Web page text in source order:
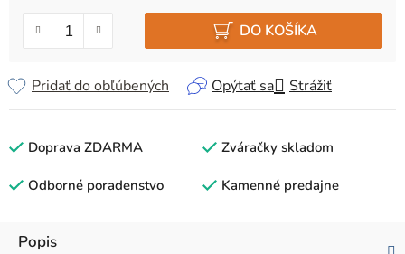
DO KOŠÍKA
Opýtať sa Strážiť
Pridať do obľúbených
Doprava ZDARMA Zváračky skladom
Odborné poradenstvo Kamenné predajne
Popis